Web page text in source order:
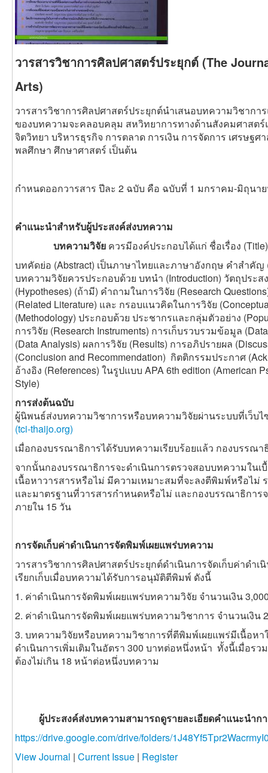
วารสารวิชาการศิลปศาสตร์ประยุกต์ (The
Arts)
วารสารวิชาการศิลปศาสตร์ประยุกต์นำเสนอบทความวิชากา
ของบทความจะคลอบคลุม สหวิทยาการทางด้านสังคมศาสต
จิตวิทยา บริหารธุรกิจ การตลาด การเงิน การจัดการ เศรษ
พลศึกษา ศึกษาศาสตร์ เป็นต้น
กำหนดออกวารสาร ปีละ 2 ฉบับ คือ ฉบับที่ 1 มกราคม-มิถุน
คำแนะนำสำหรับผู้ประสงค์ส่งบทความ
บทความวิจัย ควรมีองค์ประกอบได้แก่ ชื่อเรื่อง
บทคัดย่อ (Abstract) เป็นภาษาไทยและภาษาอังกฤษ คำสำคัญ
บทความวิจัยควรประกอบด้วย บทนำ (Introduction) วัตถุประส
(Hypotheses) (ถ้ามี) คำถามในการวิจัย (Research
(Related Literature) และ กรอบแนวคิดในการวิจัย
(Methodology) ประกอบด้วย ประชากรและกลุ่มตัวอย่าง
การวิจัย (Research Instruments) การเก็บรวบรวมข้อมูล
(Data Analysis) ผลการวิจัย (Results) การอภิปรายผล
(Conclusion and Recommendation) กิตติกรรมประกาศ
อ้างอิง (References) ในรูปแบบ APA 6th edition (American
Style)
การส่งต้นฉบับ
ผู้นิพนธ์ส่งบทความวิชาการหรือบทความวิจัยผ่านระบบที่เว็บ
(tci-thaijo.org)
เมื่อกองบรรณาธิการได้รับบทความเรียบร้อยแล้ว กองบรรณ
จากนั้นกองบรรณาธิการจะดำเนินการตรวจสอบบทความใน
เนื้อหาวารสารหรือไม่ มีความเหมาะสมที่จะลงตีพิมพ์หรือไม่
และมาตรฐานที่วารสารกำหนดหรือไม่ และกองบรรณาธิกา
ภายใน 15 วัน
การจัดเก็บค่าดำเนินการจัดพิมพ์เผยแพร่บทความ
วารสารวิชาการศิลปศาสตร์ประยุกต์ดำเนินการจัดเก็บค่าดำ
เรียกเก็บเมื่อบทความได้รับการอนุมัติตีพิมพ์ ดังนี้
1. ค่าดำเนินการจัดพิมพ์เผยแพร่บทความวิจัย จำนวนเงิน
2. ค่าดำเนินการจัดพิมพ์เผยแพร่บทความวิชาการ จำนวนเงิน
3. บทความวิจัยหรือบทความวิชาการที่ตีพิมพ์เผยแพร่มีเนื้อหา
ดำเนินการเพิ่มเติมในอัตรา 300 บาทต่อหนึ่งหน้า ทั้งนี้เมื่อร
ต้องไม่เกิน 18 หน้าต่อหนึ่งบทความ
ผู้ประสงค์ส่งบทความสามารถดูรายละเอียดคำแนะนำกา
https://drive.google.com/drive/folders/
View Journal | Current Issue | Register